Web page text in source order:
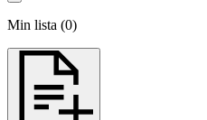
Min lista (0)